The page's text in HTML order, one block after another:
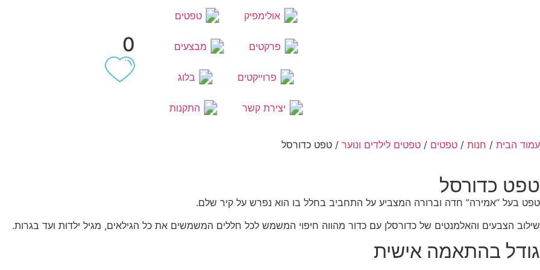
אולימפיק טפטים
פרקטים מבצעים
פרוייקטים בלוג
יצירת קשר התקנות
0
עמוד הבית / חנות / טפטים / טפטים לילדים ונוער / טפט כדורסל
טפט כדורסל
טפט בעל “אמירה” חדה וברורה המצביע על התחביב בחלל בו הוא נפרש על קיר שלם.
שילוב הצבעים והאלמנטים של כדורסלן עם כדור מהווה חיפוי המשמש לכל חללים המשמשים את כל הגילאים, מגיל ילדות ועד בגרות.
גודל בהתאמה אישית